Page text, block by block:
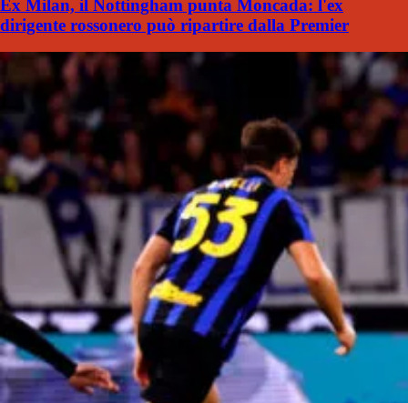
Ex Milan, il Nottingham punta Moncada: l'ex
dirigente rossonero può ripartire dalla Premier